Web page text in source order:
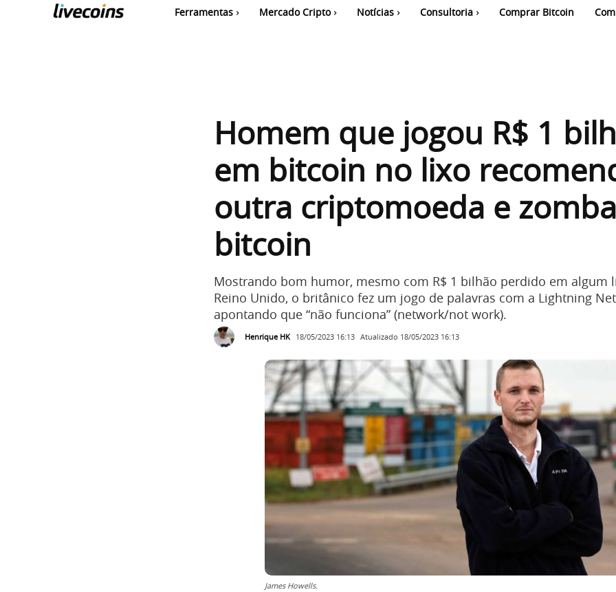
Ferramentas Mercado Cripto Notícias Consultoria Comprar Bitcoin
Homem que jogou R$ 1
em bitcoin no lixo
outra criptomoeda e
bitcoin
Mostrando bom humor, mesmo com R$ 1 bilhão perdido em algum
Reino Unido, o britânico fez um jogo de palavras com a Lightning
apontando que “não funciona” (network/not work).
Henrique HK 18/05/2023 16:13 Atualizado 18/05/2023 16:13
James Howells.